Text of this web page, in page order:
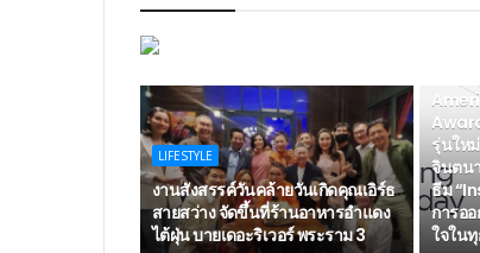
LIFESTYLE
งานสังสรรค์วันคล้ายวันเกิดคุณเอิร์ธ
สายสว่าง จัดขึ้นที่ร้านอาหารอำแดง
ไต้ฝุ่น บายเดอะริเวอร์ พระราม 3
รุ่นให
จินตน
ธีม
การอ
ใจใน